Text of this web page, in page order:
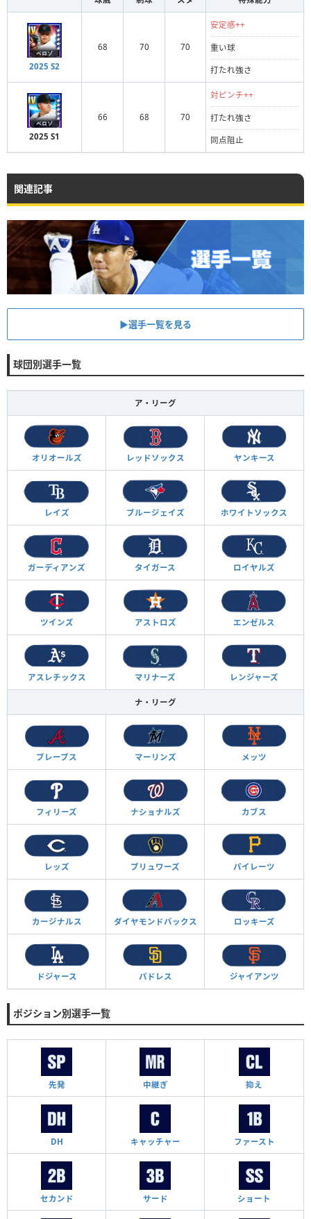
2025 S2
68 70 70
安定感++
重い球
打たれ強さ
2025 S1
66 68 70
対ピンチ++
打たれ強さ
同点阻止
関連記事
▶︎選手一覧を見る
球団別選手一覧
ア・リーグ
オリオールズ レッドソックス ヤンキース
レイズ ブルージェイズ ホワイトソックス
ガーディアンズ タイガース ロイヤルズ
ツインズ アストロズ エンゼルス
アスレチックス マリナーズ レンジャーズ
ナ・リーグ
ブレーブス マーリンズ メッツ
フィリーズ ナショナルズ カブス
レッズ ブリュワーズ パイレーツ
カージナルス ダイヤモンドバックス ロッキーズ
ドジャース パドレス ジャイアンツ
ポジション別選手一覧
先発 中継ぎ 抑え
DH キャッチャー ファースト
セカンド サード ショート